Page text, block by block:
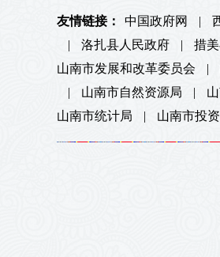
友情链接： 中国政府网 |
|
洛扎县人民政府 | 措
山南市发展和改革委员会
|
|
山南市自然资源局 |
山南市统计局
| 山南市投